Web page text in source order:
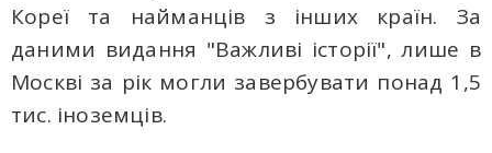
Кореї та найманців з інших країн. За
даними видання "Важливі історії", лише в
Москві за рік могли завербувати понад 1,5
тис. іноземців.